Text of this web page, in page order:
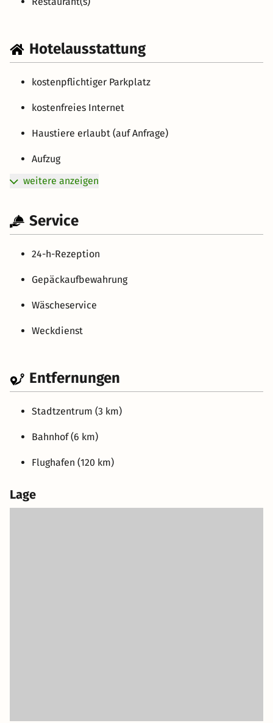
Hotelausstattung
kostenpflichtiger Parkplatz
kostenfreies Internet
Haustiere erlaubt (auf Anfrage)
Aufzug
weitere anzeigen
Service
24-h-Rezeption
Gepäckaufbewahrung
Wäscheservice
Weckdienst
Entfernungen
Stadtzentrum (3 km)
Bahnhof (6 km)
Flughafen (120 km)
Lage